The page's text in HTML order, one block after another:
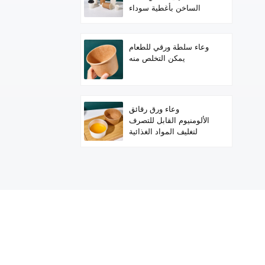
الساخن بأغطية سوداء
وعاء سلطة ورقي للطعام
يمكن التخلص منه
وعاء ورق رقائق
الألومنيوم القابل للتصرف
لتغليف المواد الغذائية